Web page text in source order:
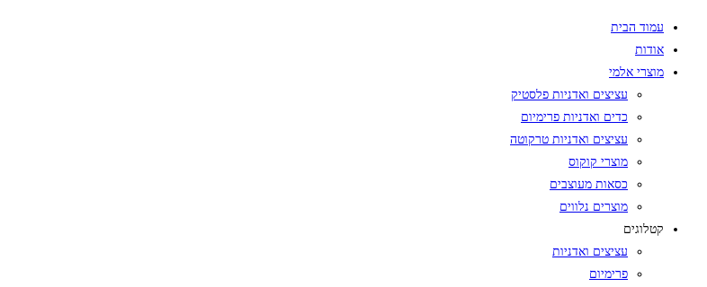
עמוד הבית
אודות
מוצרי אלמי
עציצים ואדניות פלסטיק
כדים ואדניות פרימיום
עציצים ואדניות טרקוטה
מוצרי קוקוס
כסאות מעוצבים
מוצרים נלווים
קטלוגים
עציצים ואדניות
פרימיום